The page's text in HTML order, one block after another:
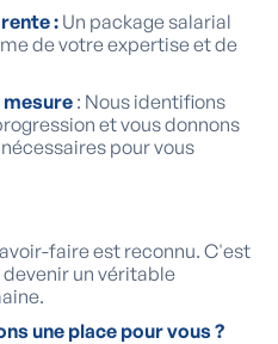
: Un package salarial
de votre expertise et de
: Nous identifions
et vous donnons
pour vous
faire est reconnu. C'est
un véritable
une place pour vous ?